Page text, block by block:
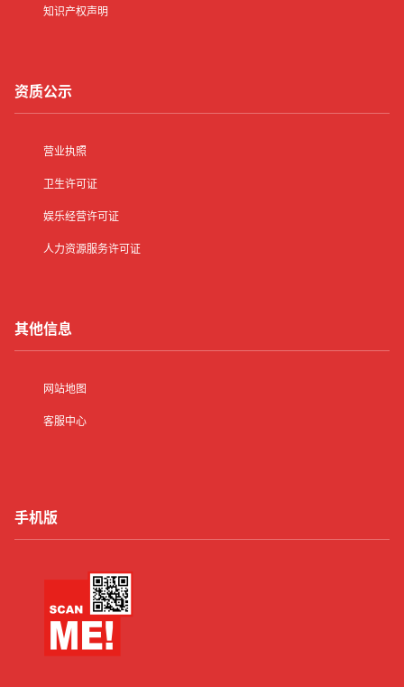
知识产权声明
资质公示
营业执照
卫生许可证
娱乐经营许可证
人力资源服务许可证
其他信息
网站地图
客服中心
手机版